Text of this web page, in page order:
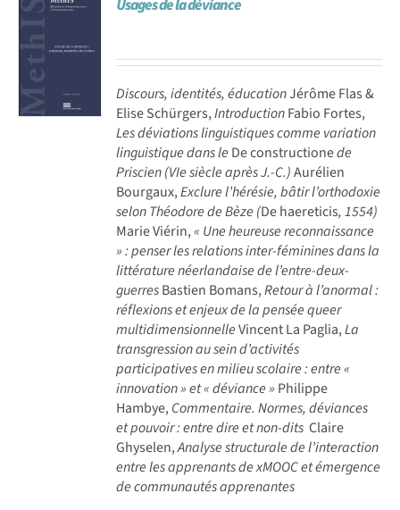
Usages de la déviance
Discours, identités, éducationJérôme Flas &
Elise Schürgers,IntroductionFabio Fortes,
Les déviations linguistiques comme variation
linguistique dans le De constructionede
Priscien (VIe siècle après J.-C.)Aurélien
Bourgaux,Exclure l’hérésie, bâtir l’orthodoxie
selon Théodore de Bèze (De haereticis, 1554)
Marie Viérin,« Une heureuse reconnaissance
» : penser les relations inter-féminines dans la
littérature néerlandaise de l’entre-deux-
guerresBastien Bomans,Retour à l’anormal :
réflexions et enjeux de la pensée queer
multidimensionnelleVincent La Paglia,La
transgression au sein d’activités
participatives en milieu scolaire : entre «
innovation » et « déviance » Philippe
Hambye,Commentaire. Normes, déviances
et pouvoir : entre dire et non-dits Claire
Ghyselen,Analyse structurale de l’interaction
entre les apprenants de xMOOC et émergence
de communautés apprenantes